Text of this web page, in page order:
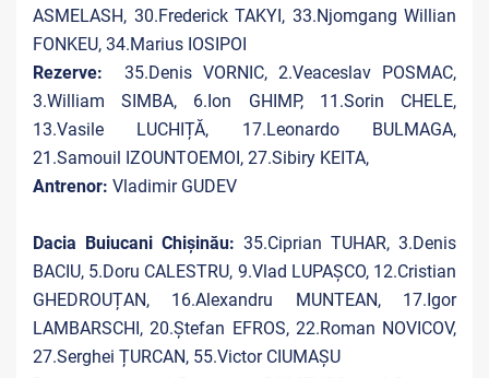
ASMELASH, 30.Frederick TAKYI, 33.Njomgang Willian
FONKEU, 34.Marius IOSIPOI
Rezerve: 35.Denis VORNIC, 2.Veaceslav POSMAC,
3.William SIMBA, 6.Ion GHIMP, 11.Sorin CHELE,
13.Vasile LUCHIȚĂ, 17.Leonardo BULMAGA,
21.Samouil IZOUNTOEMOI, 27.Sibiry KEITA,
Antrenor: Vladimir GUDEV
Dacia Buiucani Chișinău: 35.Ciprian TUHAR, 3.Denis
BACIU, 5.Doru CALESTRU, 9.Vlad LUPAȘCO, 12.Cristian
GHEDROUȚAN, 16.Alexandru MUNTEAN, 17.Igor
LAMBARSCHI, 20.Ștefan EFROS, 22.Roman NOVICOV,
27.Serghei ȚURCAN, 55.Victor CIUMAȘU